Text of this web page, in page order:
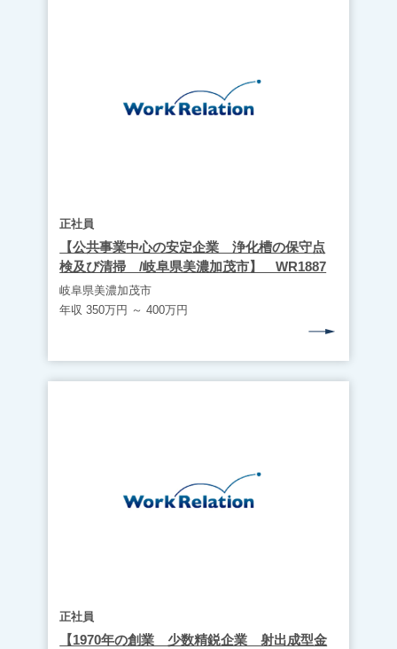
正社員
【公共事業中心の安定企業 浄化槽の保守点
検及び清掃 /岐阜県美濃加茂市】 WR1887
岐阜県美濃加茂市
年収 350万円 ～ 400万円
正社員
【1970年の創業 少数精鋭企業 射出成型金